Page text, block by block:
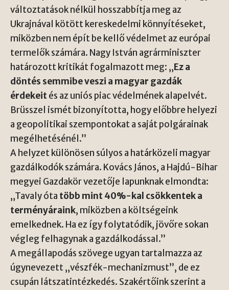
változtatások nélkül hosszabbítja meg az
Ukrajnával kötött kereskedelmi könnyítéseket,
miközben nem épít be kellő védelmet az európai
termelők számára. Nagy István agrárminiszter
határozott kritikát fogalmazott meg: „Ez a
döntés semmibe veszi a magyar gazdák
érdekeités az uniós piac védelmének alapelvét.
Brüsszel ismét bizonyította, hogy előbbre helyezi
a geopolitikai szempontokat a saját polgárainak
megélhetésénél.”
A helyzet különösen súlyos a határközeli magyar
gazdálkodók számára. Kovács János, a Hajdú-Bihar
megyei Gazdakör vezetője lapunknak elmondta:
„Tavaly óta több mint 40%-kal csökkentek a
terményáraink, miközben a költségeink
emelkednek. Ha ez így folytatódik, jövőre sokan
végleg felhagynak a gazdálkodással.”
A megállapodás szövege ugyan tartalmazza az
úgynevezett „vészfék-mechanizmust”, de ez
csupán látszatintézkedés. Szakértőink szerint a